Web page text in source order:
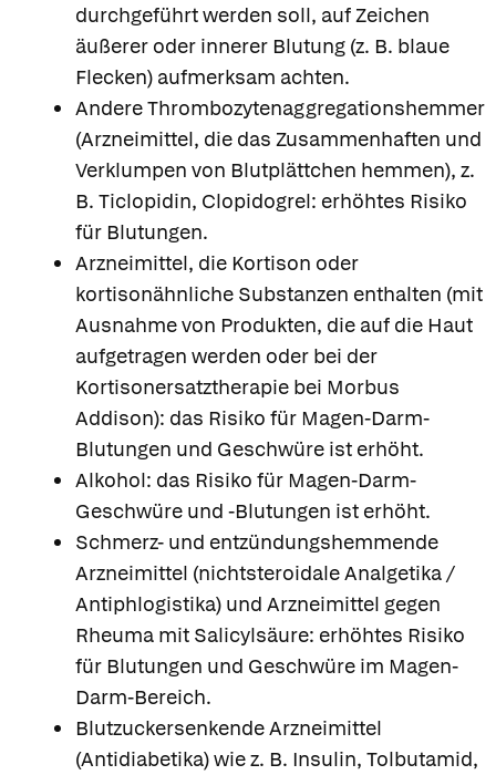
durchgeführt werden soll, auf Zeichen
äußerer oder innerer Blutung (z. B. blaue
Flecken) aufmerksam achten.
Andere Thrombozytenaggregationshemmer
(Arzneimittel, die das Zusammenhaften und
Verklumpen von Blutplättchen hemmen), z.
B. Ticlopidin, Clopidogrel: erhöhtes Risiko
für Blutungen.
Arzneimittel, die Kortison oder
kortisonähnliche Substanzen enthalten (mit
Ausnahme von Produkten, die auf die Haut
aufgetragen werden oder bei der
Kortisonersatztherapie bei Morbus
Addison): das Risiko für Magen-Darm-
Blutungen und Geschwüre ist erhöht.
Alkohol: das Risiko für Magen-Darm-
Geschwüre und -Blutungen ist erhöht.
Schmerz- und entzündungshemmende
Arzneimittel (nichtsteroidale Analgetika /
Antiphlogistika) und Arzneimittel gegen
Rheuma mit Salicylsäure: erhöhtes Risiko
für Blutungen und Geschwüre im Magen-
Darm-Bereich.
Blutzuckersenkende Arzneimittel
(Antidiabetika) wie z. B. Insulin, Tolbutamid,